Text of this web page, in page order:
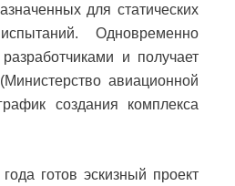
для статических
Одновременно
и получает
авиационной
создания комплекса
готов эскизный проект